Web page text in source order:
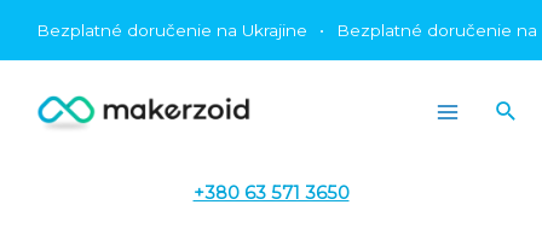
Bezplatné doručenie na Ukrajine • Bezplatné doručenie na
+380 63 571 3650